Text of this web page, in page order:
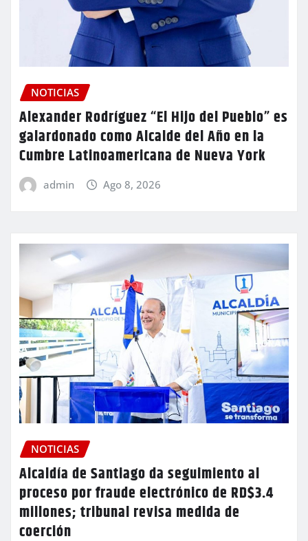
NOTICIAS
Alexander Rodríguez “El Hijo del Pueblo” es
galardonado como Alcalde del Año en la
Cumbre Latinoamericana de Nueva York
admin Ago 8, 2026
NOTICIAS
Alcaldía de Santiago da seguimiento al
proceso por fraude electrónico de RD$3.4
millones; tribunal revisa medida de
coerción